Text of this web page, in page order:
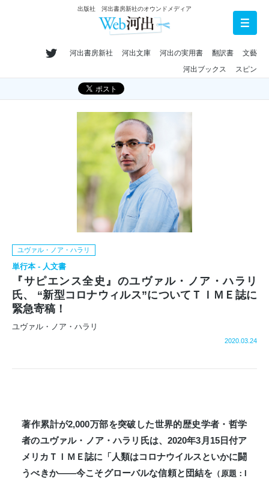
出版社 河出書房新社のオウンドメディア
河出書房新社 河出文庫 河出の実用書 翻訳書
文藝
河出ブックス
スピン
ユヴァル・ノア・ハラリ
単行本 - 人文書
『サピエンス全史』のユヴァル・ノア・ハラリ
氏、 “新型コロナウィルス”についてＴＩＭＥ誌に
緊急寄稿！
ユヴァル・ノア・ハラリ
2020.03.24
著作累計が2,000万部を突破した世界的歴史学者・哲学
者のユヴァル・ノア・ハラリ氏は、2020年3月15日付ア
メリカＴＩＭＥ誌に「人類はコロナウイルスといかに闘
うべきか――今こそグローバルな信頼と団結を （原題：I